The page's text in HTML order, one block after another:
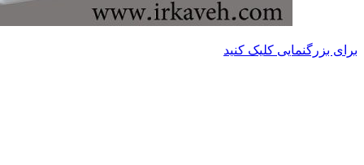
برای بزرگنمایی کلیک کنید